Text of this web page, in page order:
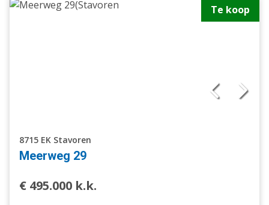
Te koop
8715 EK Stavoren
Meerweg 29
€ 495.000 k.k.